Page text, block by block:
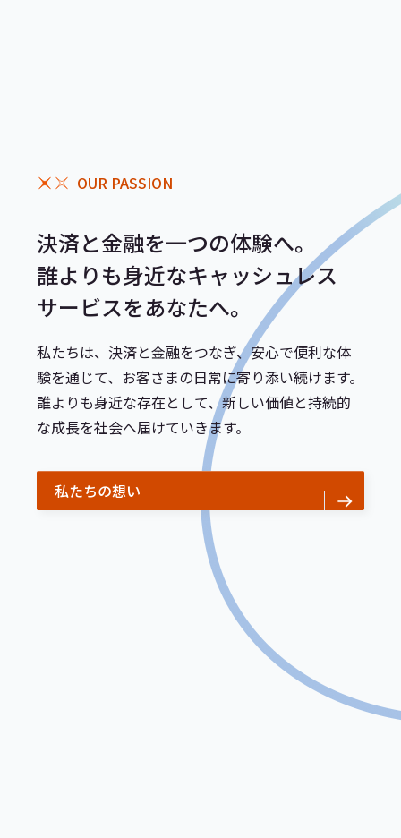
OUR PASSION
決済と金融を一つの体験へ。
誰よりも身近なキャッシュレス
サービスをあなたへ。
私たちは、決済と金融をつなぎ、安心で便利な体
験を通じて、お客さまの日常に寄り添い続けます。
誰よりも身近な存在として、新しい価値と持続的
な成長を社会へ届けていきます。
私たちの想い